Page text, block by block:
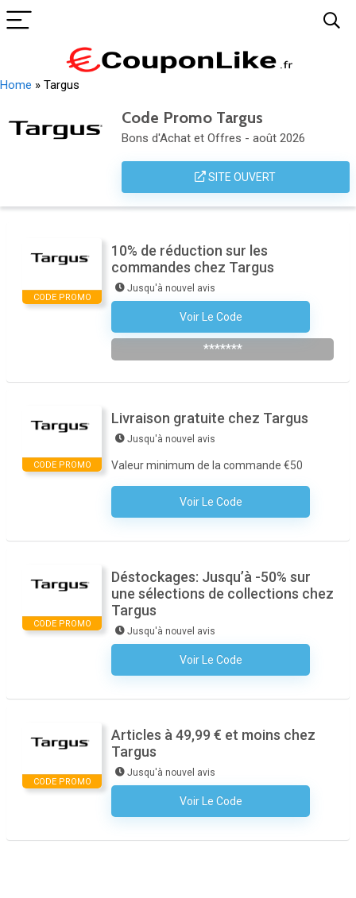
Home » Targus
Code Promo Targus
Bons d'Achat et Offres - août 2026
SITE OUVERT
CODE PROMO
10% de réduction sur les
commandes chez Targus
Jusqu'à nouvel avis
Voir Le Code
S'abonner À La Newsletter
*******
CODE PROMO
Livraison gratuite chez Targus
Jusqu'à nouvel avis
Valeur minimum de la commande €50
Voir Le Code
Aucun Code N'est Nécessaire
CODE PROMO
Déstockages: Jusqu’à -50% sur
une sélections de collections chez
Targus
Jusqu'à nouvel avis
Voir Le Code
Aucun Code N'est Nécessaire
CODE PROMO
Articles à 49,99 € et moins chez
Targus
Jusqu'à nouvel avis
Voir Le Code
Aucun Code N'est Nécessaire